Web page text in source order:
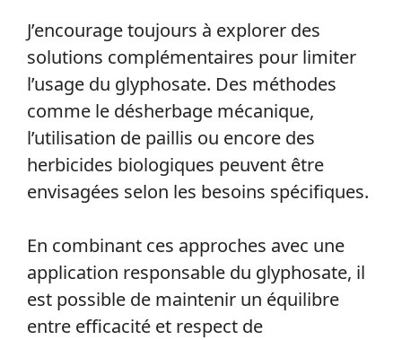
J’encourage toujours à explorer des
solutions complémentaires pour limiter
l’usage du glyphosate. Des méthodes
comme le désherbage mécanique,
l’utilisation de paillis ou encore des
herbicides biologiques peuvent être
envisagées selon les besoins spécifiques.
En combinant ces approches avec une
application responsable du glyphosate, il
est possible de maintenir un équilibre
entre efficacité et respect de